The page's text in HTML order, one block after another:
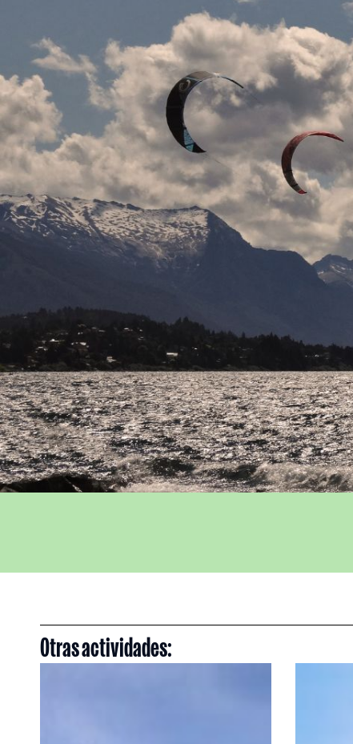
Otras actividades: